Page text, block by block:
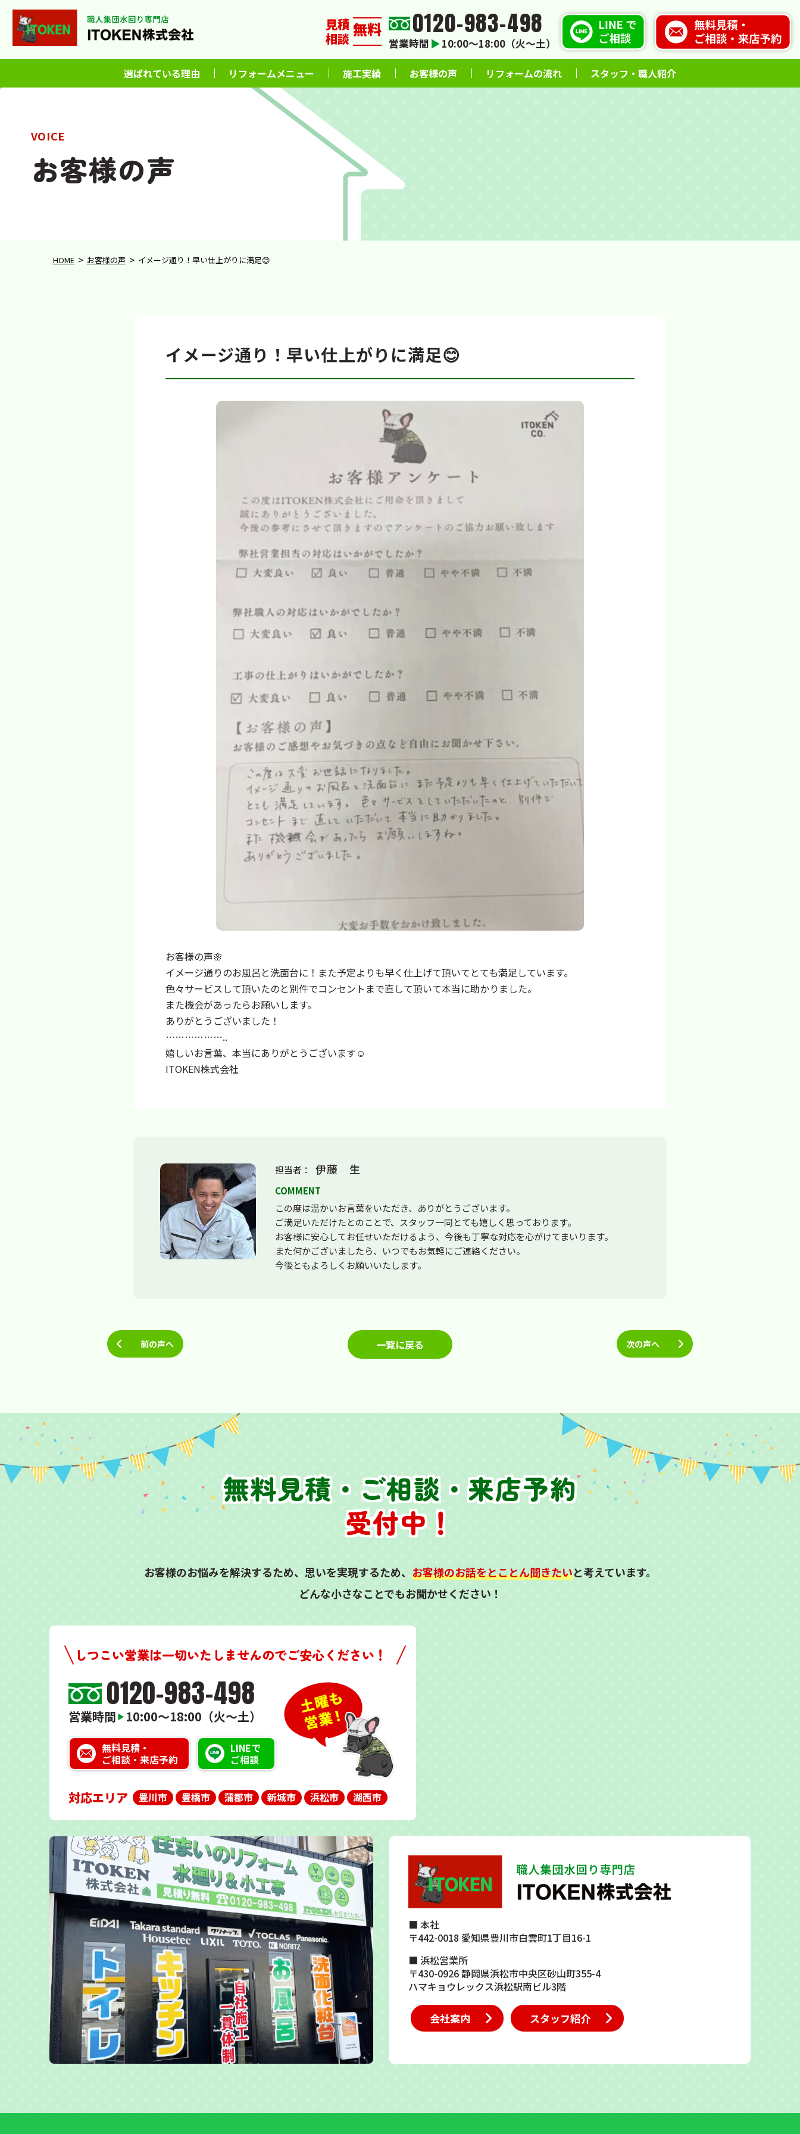
見積
相談 無料 0120-983-498
営業時間 ▶10:00〜18:00（火〜土）
選ばれている理由 リフォームメニュー 施工実績 お客様の声 リフォームの流れ スタッフ・職人紹介
VOICE
お客様の声
HOME > お客様の声 > イメージ通り！早い仕上がりに満足😊
イメージ通り！早い仕上がりに満足😊
お客様の声🌸
イメージ通りのお風呂と洗面台に！また予定よりも早く仕上げて頂いてとても満足しています。
色々サービスして頂いたのと別件でコンセントまで直して頂いて本当に助かりました。
また機会があったらお願いします。
ありがとうございました！
………………..
嬉しいお言葉、本当にありがとうございます☺️
ITOKEN株式会社
担当者： 伊藤 生
COMMENT
この度は温かいお言葉をいただき、ありがとうございます。
ご満足いただけたとのことで、スタッフ一同とても嬉しく思っております。
お客様に安心してお任せいただけるよう、今後も丁寧な対応を心がけてまいります。
また何かございましたら、いつでもお気軽にご連絡ください。
今後ともよろしくお願いいたします。
前の声へ 一覧に戻る 次の声へ
無料見積・ご相談・来店予約
受付中！
お客様のお悩みを解決するため、思いを実現するため、 お客様のお話をとことん聞きたいと考えています。
どんな小さなことでもお聞かせください！
しつこい営業は一切いたしませんのでご安心ください！
0120-983-498
営業時間 ▶ 10:00～18:00（火～土）
無料見積・
ご相談・来店予約
LINEで
ご相談
対応エリア 豊川市 豊橋市 蒲郡市 新城市 浜松市 湖西市
■ 本社
〒442-0018 愛知県豊川市白雲町1丁目16-1
■ 浜松営業所
〒430-0926 静岡県浜松市中央区砂山町355-4
ハマキョウレックス浜松駅南ビル3階
会社案内 スタッフ紹介